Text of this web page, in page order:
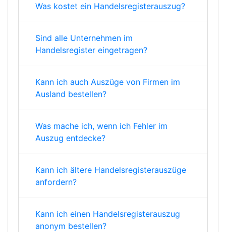
Was kostet ein Handelsregisterauszug?
Sind alle Unternehmen im
Handelsregister eingetragen?
Kann ich auch Auszüge von Firmen im
Ausland bestellen?
Was mache ich, wenn ich Fehler im
Auszug entdecke?
Kann ich ältere Handelsregisterauszüge
anfordern?
Kann ich einen Handelsregisterauszug
anonym bestellen?